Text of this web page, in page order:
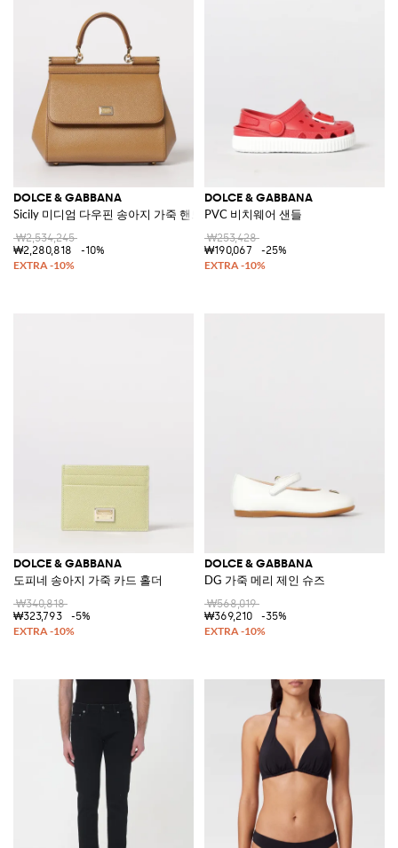
DOLCE & GABBANA
Sicily 미디엄 다우핀 송아지 가죽 핸드백
₩2,534,245
₩2,280,818
-10%
DOLCE & GABBANA
PVC 비치웨어 샌들
₩253,428
₩190,067
-25%
DOLCE & GABBANA
도피네 송아지 가죽 카드 홀더
₩340,818
₩323,793
-5%
DOLCE & GABBANA
DG 가죽 메리 제인 슈즈
₩568,019
₩369,210
-35%